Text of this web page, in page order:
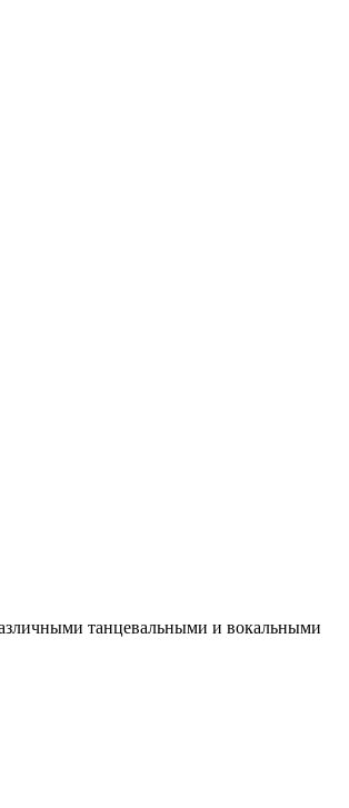
танцевальными и вокальными